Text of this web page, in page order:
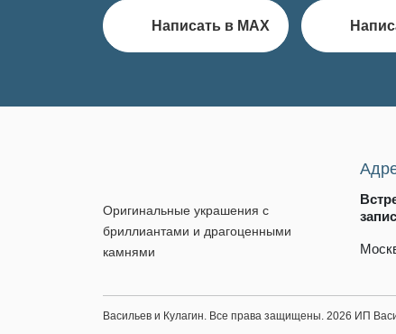
Написать в MAX
Оригинальные украшения с
бриллиантами и драгоценными
камнями
Васильев и Кулагин. Все права защищены. 2026 ИП